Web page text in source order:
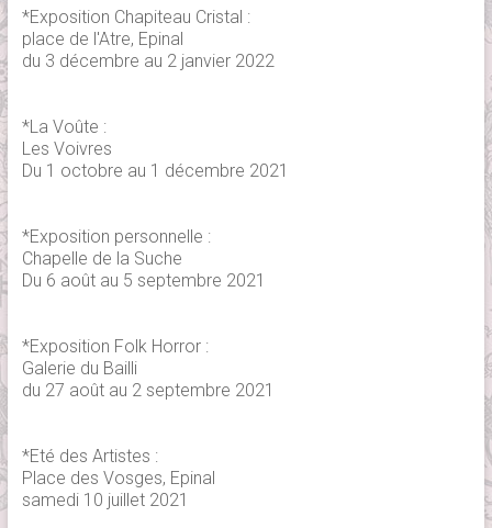
*Exposition Chapiteau Cristal :
place de l'Atre, Epinal
du 3 décembre au 2 janvier 2022
*La Voûte :
Les Voivres
Du 1 octobre au 1 décembre 2021
*Exposition personnelle :
Chapelle de la Suche
Du 6 août au 5 septembre 2021
*Exposition Folk Horror :
Galerie du Bailli
du 27 août au 2 septembre 2021
*Eté des Artistes :
Place des Vosges, Epinal
samedi 10 juillet 2021